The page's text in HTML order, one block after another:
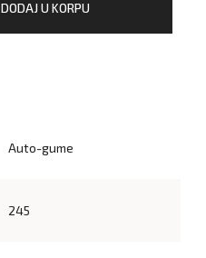
DODAJ U KORPU
Auto-gume
245